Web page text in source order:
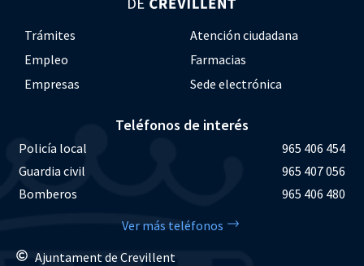
Trámites
Atención ciudadana
Empleo
Farmacias
Empresas
Sede electrónica
Teléfonos de interés
Policía local
965 406 454
Guardia civil
965 407 056
Bomberos
965 406 480
Ver más teléfonos
Ajuntament de Crevillent